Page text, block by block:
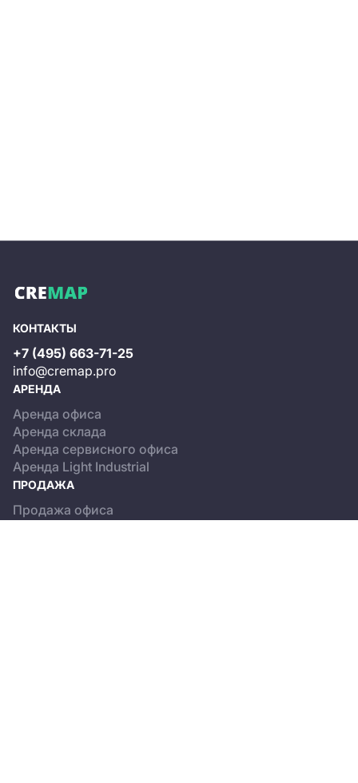
КОНТАКТЫ
+7 (495) 663-71-25
info@cremap.pro
АРЕНДА
Аренда офиса
Аренда склада
Аренда сервисного офиса
Аренда Light Industrial
ПРОДАЖА
Продажа офиса